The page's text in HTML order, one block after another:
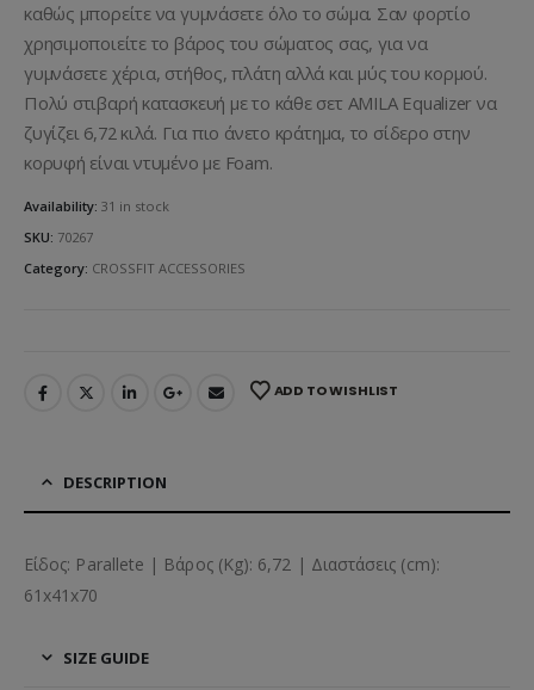
καθώς μπορείτε να γυμνάσετε όλο το σώμα. Σαν φορτίο
χρησιμοποιείτε το βάρος του σώματος σας, για να
γυμνάσετε χέρια, στήθος, πλάτη αλλά και μύς του κορμού.
Πολύ στιβαρή κατασκευή με το κάθε σετ AMILA Equalizer να
ζυγίζει 6,72 κιλά. Για πιο άνετο κράτημα, το σίδερο στην
κορυφή είναι ντυμένο με Foam.
Availability: 31 in stock
SKU: 70267
Category: CROSSFIT ACCESSORIES
ADD TO WISHLIST
DESCRIPTION
Είδος: Parallete | Βάρος (Kg): 6,72 | Διαστάσεις (cm):
61x41x70
SIZE GUIDE